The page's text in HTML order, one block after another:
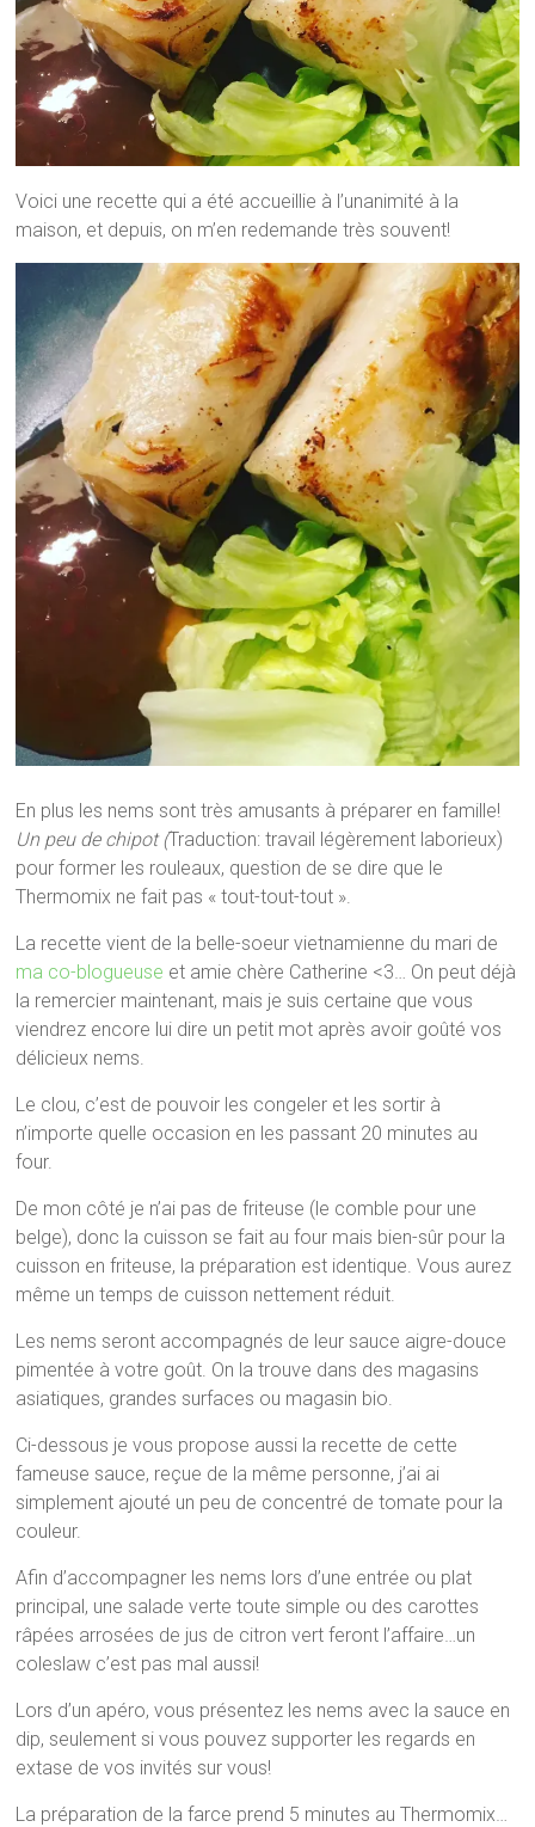
Voici une recette qui a été accueillie à l’unanimité à la
maison, et depuis, on m’en redemande très souvent!
En plus les nems sont très amusants à préparer en famille!
Un peu de chipot (Traduction: travail légèrement laborieux)
pour former les rouleaux, question de se dire que le
Thermomix ne fait pas « tout-tout-tout ».
La recette vient de la belle-soeur vietnamienne du mari de
ma co-blogueuse et amie chère Catherine <3… On peut déjà
la remercier maintenant, mais je suis certaine que vous
viendrez encore lui dire un petit mot après avoir goûté vos
délicieux nems.
Le clou, c’est de pouvoir les congeler et les sortir à
n’importe quelle occasion en les passant 20 minutes au
four.
De mon côté je n’ai pas de friteuse (le comble pour une
belge), donc la cuisson se fait au four mais bien-sûr pour la
cuisson en friteuse, la préparation est identique. Vous aurez
même un temps de cuisson nettement réduit.
Les nems seront accompagnés de leur sauce aigre-douce
pimentée à votre goût. On la trouve dans des magasins
asiatiques, grandes surfaces ou magasin bio.
Ci-dessous je vous propose aussi la recette de cette
fameuse sauce, reçue de la même personne, j’ai ai
simplement ajouté un peu de concentré de tomate pour la
couleur.
Afin d’accompagner les nems lors d’une entrée ou plat
principal, une salade verte toute simple ou des carottes
râpées arrosées de jus de citron vert feront l’affaire…un
coleslaw c’est pas mal aussi!
Lors d’un apéro, vous présentez les nems avec la sauce en
dip, seulement si vous pouvez supporter les regards en
extase de vos invités sur vous!
La préparation de la farce prend 5 minutes au Thermomix…